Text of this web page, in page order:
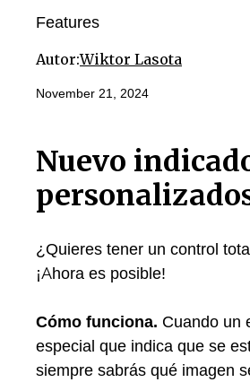
Features
Autor:Wiktor Lasota
November 21, 2024
Nuevo
¿Quieres tener un control
¡Ahora es posible!
Cómo funciona. Cuando un
especial que indica que se
siempre sabrás qué imagen